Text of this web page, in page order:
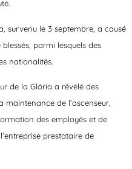
survenu le 3 septembre, a causé
parmi lesquels des
nationalités.
de la Glória a révélé des
de l’ascenseur,
des employés et de
prestataire de